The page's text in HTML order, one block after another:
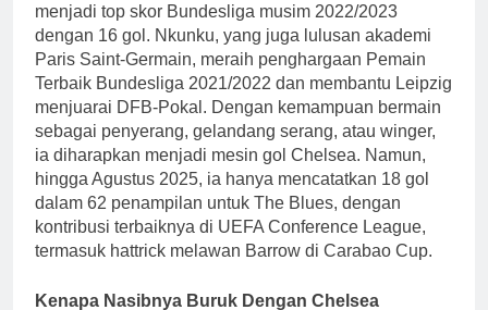
menjadi top skor Bundesliga musim 2022/2023
dengan 16 gol. Nkunku, yang juga lulusan akademi
Paris Saint-Germain, meraih penghargaan Pemain
Terbaik Bundesliga 2021/2022 dan membantu Leipzig
menjuarai DFB-Pokal. Dengan kemampuan bermain
sebagai penyerang, gelandang serang, atau winger,
ia diharapkan menjadi mesin gol Chelsea. Namun,
hingga Agustus 2025, ia hanya mencatatkan 18 gol
dalam 62 penampilan untuk The Blues, dengan
kontribusi terbaiknya di UEFA Conference League,
termasuk hattrick melawan Barrow di Carabao Cup.
Kenapa Nasibnya Buruk Dengan Chelsea